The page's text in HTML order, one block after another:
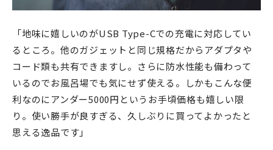
「地味に嬉しいのがUSB Type-Cでの充電に対応してい
るところ。他のガジェットと同じ規格だからアダプタや
コード類も共有できますし。さらに防水性能も備わって
いるのでお風呂場でも気にせず使える。しかもこんな便
利なのにアンダー5000円というお手頃価格も嬉しい限
り。使い勝手が良すぎる、久しぶりに買ってよかったと
思える逸品です」